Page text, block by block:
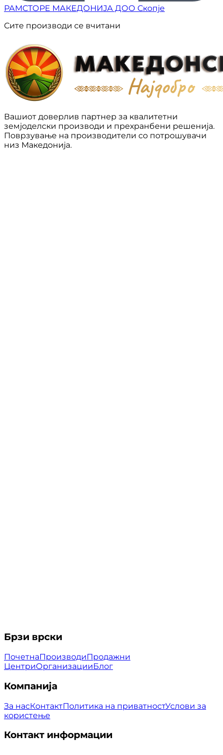
РАМСТОРЕ МАКЕДОНИЈА ДОО Скопје
Сите производи се вчитани
Вашиот доверлив партнер за квалитетни
земјоделски производи и прехранбени решенија.
Поврзување на производители со потрошувачи
низ Македонија.
Брзи врски
ПочетнаПроизводиПродажни
ЦентриОрганизацииБлог
Компанија
За насКонтактПолитика на приватностУслови за
користење
Контакт информации